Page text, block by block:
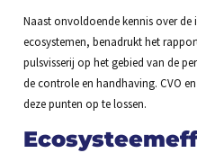
Naast onvoldoende kennis over de
ecosystemen, benadrukt het
pulsvisserij op het gebied van de
de controle en handhaving. CVO
deze punten op te lossen.